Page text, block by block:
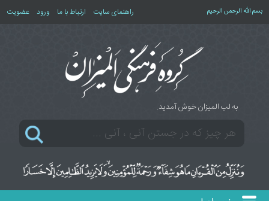
بسم الله الرحمن الرحیم راهنمای سایت ارتباط با ما ورود عضویت
به لب المیزان خوش آمدید.